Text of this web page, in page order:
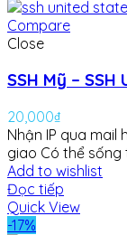
Compare
Close
SSH Mỹ –
20,000₫
Nhận IP qua
giao Có thể sống
Add to wishlist
Đọc tiếp
Quick View
-17%